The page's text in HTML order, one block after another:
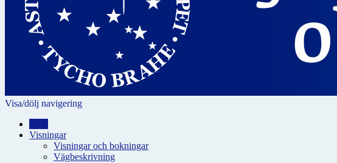
Visa/dölj navigering
Visningar
Visningar och bokningar
Vägbeskrivning